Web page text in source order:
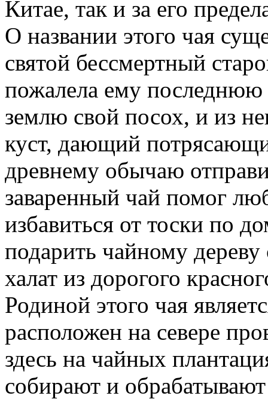
Китае, так и за его
О названии этого чая
святой бессмертный
пожалела ему
землю свой посох, и из
куст, дающий
древнему обычаю
заваренный чай помог
избавиться от тоски по
подарить чайному дереву
халат из дорогого
Родиной этого чая
расположен на севере
здесь на чайных
собирают и